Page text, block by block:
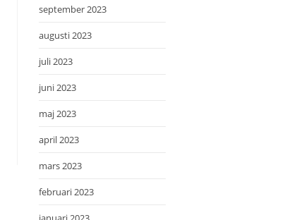
september 2023
augusti 2023
juli 2023
juni 2023
maj 2023
april 2023
mars 2023
februari 2023